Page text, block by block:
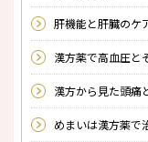
肝機能と肝臓のケ
漢方薬で高血圧と
漢方から見た頭痛
めまいは漢方薬で